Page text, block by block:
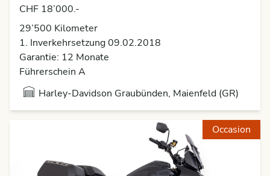
CHF 18’000.-
29’500 Kilometer
1. Inverkehrsetzung 09.02.2018
Garantie: 12 Monate
Führerschein A
Harley-Davidson Graubünden, Maienfeld (GR)
Occasion